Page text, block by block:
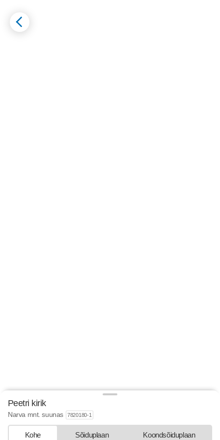
Peetri kirik
Narva mnt. suunas 7820180-1
Kohe Sõiduplaan Koondsõiduplaan